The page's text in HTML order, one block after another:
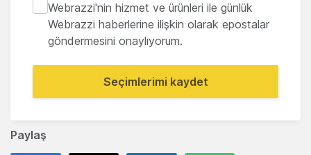
Paylaş
Webrazzi'nin hizmet ve ürünleri ile günlük
Webrazzi haberlerine ilişkin olarak epostalar
göndermesini onaylıyorum.
Seçimlerimi kaydet